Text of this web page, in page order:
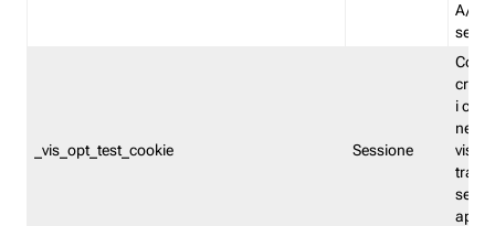
A/B.
_vis_opt_test_cookie Sessione
i
nel